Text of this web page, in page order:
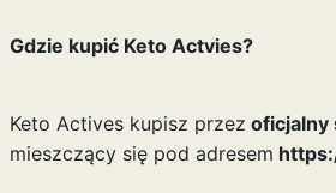
Gdzie kupić Keto Actvies?
Keto Actives kupisz przez oficjalny
mieszczący się pod adresem